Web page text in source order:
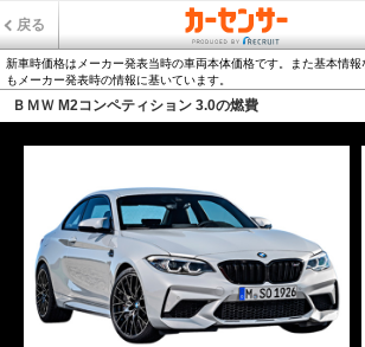
戻る
新車時価格はメーカー発表当時の車両本体価格です。また基本情
もメーカー発表時の情報に基いています。
ＢＭＷ M2コンペティション 3.0の燃費